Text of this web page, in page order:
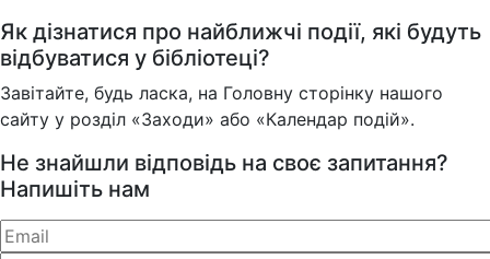
Як дізнатися про найближчі події, які будуть
відбуватися у бібліотеці?
Завітайте, будь ласка, на Головну сторінку нашого
сайту у розділ «Заходи» або «Календар подій».
Не знайшли відповідь на своє запитання?
Напишіть нам